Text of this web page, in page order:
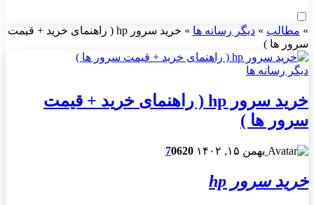
» مطالب » دیگر رسانه ها »
خرید سرور hp ( راهنمای خرید + قیمت
سرور ها )
دیگر رسانه ها
خرید سرور hp ( راهنمای خرید + قیمت
سرور ها )
بهمن ۱۵, ۱۴۰۲ 70620
خرید سرور hp